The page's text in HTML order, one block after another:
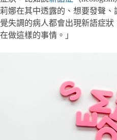
莉娜在其中透露的、想要發聲
覺失調的病人都會出現新語症
在做這樣的事情。」